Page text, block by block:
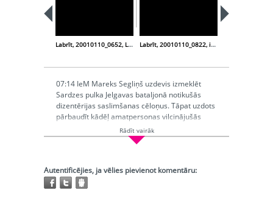
Labrīt, 20010110_0652, LTF, foto, izstāde Labrīt, 20010110_0822, izglītība, augstskola, finanses
07:14 IeM Mareks Segliņš uzdevis izmeklēt
Sardzes pulka Jelgavas bataljonā notikušās
dizentērijas saslimšanas cēloņus. Tāpat uzdots
pārbaudīt kādēļ amatpersonas vilcinājušās
piesaistīt speciālistus. Katastrofu medicīnas
centra direktors Mārtiņš Šics, amatpersonu
masveidīga, uzsver Šics.
Ierakstīts:
Rādīt vairāk
Autentificējies, ja vēlies pievienot komentāru: